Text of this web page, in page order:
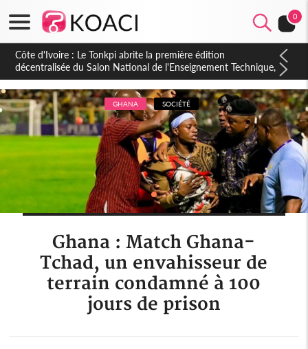
0
Côte d'Ivoire : PPA-CI, Gbagbo délègue une partie de ses
prérogatives de président à 05 cadres, vers sa retraite
politique ?
GHANA SOCIÉTÉ
Ghana : Match Ghana-
Tchad, un envahisseur de
terrain condamné à 100
jours de prison